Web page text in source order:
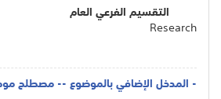
التقسيم الفرعي العام
Research
- المدخل الإضافي بالموضوع -- مصطلح